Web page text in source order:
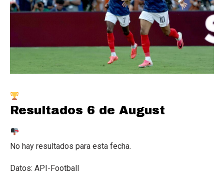
Resultados 6 de August
No hay resultados para esta fecha.
Datos: API-Football